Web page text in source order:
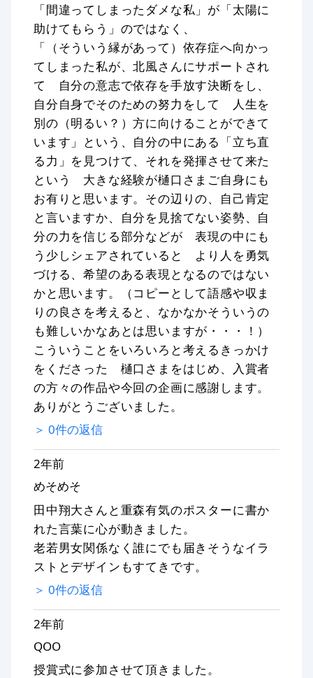
「間違ってしまったダメな私」が「太陽に
助けてもらう」のではなく、
「（そういう縁があって）依存症へ向かっ
てしまった私が、北風さんにサポートされ
て 自分の意志で依存を手放す決断をし、
自分自身でそのための努力をして 人生を
別の（明るい？）方に向けることができて
います」という、自分の中にある「立ち直
る力」を見つけて、それを発揮させて来た
という 大きな経験が樋口さまご自身にも
お有りと思います。その辺りの、自己肯定
と言いますか、自分を見捨てない姿勢、自
分の力を信じる部分などが 表現の中にも
う少しシェアされていると より人を勇気
づける、希望のある表現となるのではない
かと思います。（コピーとして語感や収ま
りの良さを考えると、なかなかそういうの
も難しいかなあとは思いますが・・・！）
こういうことをいろいろと考えるきっかけ
をくださった 樋口さまをはじめ、入賞者
の方々の作品や今回の企画に感謝します。
ありがとうございました。
＞ 0件の返信
2年前
めそめそ
田中翔大さんと重森有気のポスターに書か
れた言葉に心が動きました。
老若男女関係なく誰にでも届きそうなイラ
ストとデザインもすてきです。
＞ 0件の返信
2年前
QOO
授賞式に参加させて頂きました。